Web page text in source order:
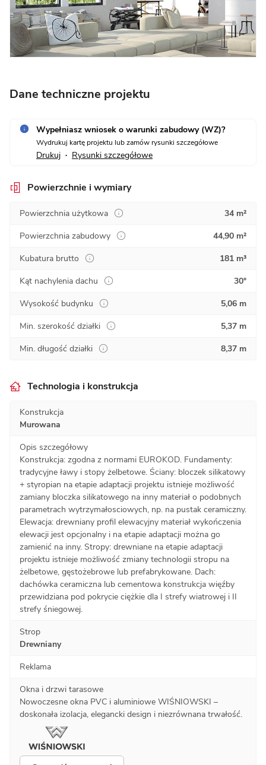
Dane techniczne projektu
Wypełniasz wniosek o warunki zabudowy (WZ)?
Wydrukuj kartę projektu lub zamów rysunki szczegółowe
Drukuj • Rysunki szczegółowe
Powierzchnie i wymiary
Powierzchnia użytkowa
34 m²
Powierzchnia zabudowy
44,90 m²
Kubatura brutto
181 m³
Kąt nachylenia dachu
30°
Wysokość budynku
5,06 m
Min. szerokość działki
5,37 m
Min. długość działki
8,37 m
Technologia i konstrukcja
Konstrukcja
Murowana
Opis szczegółowy
Konstrukcja: zgodna z normami EUROKOD. Fundamenty:
tradycyjne ławy i stopy żelbetowe. Ściany: bloczek silikatowy
+ styropian na etapie adaptacji projektu istnieje możliwość
zamiany bloczka silikatowego na inny materiał o podobnych
parametrach wytrzymałosciowych, np. na pustak ceramiczny.
Elewacja: drewniany profil elewacyjny materiał wykończenia
elewacji jest opcjonalny i na etapie adaptacji można go
zamienić na inny. Stropy: drewniane na etapie adaptacji
projektu istnieje możliwość zmiany technologii stropu na
żelbetowe, gęstożebrowe lub prefabrykowane. Dach:
dachówka ceramiczna lub cementowa konstrukcja więźby
przewidziana pod pokrycie ciężkie dla I strefy wiatrowej i II
strefy śniegowej.
Strop
Drewniany
Reklama
Okna i drzwi tarasowe
Nowoczesne okna PVC i aluminiowe WIŚNIOWSKI –
doskonała izolacja, elegancki design i niezrównana trwałość.